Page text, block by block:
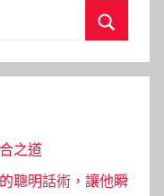
之道
聰明話術，讓他瞬